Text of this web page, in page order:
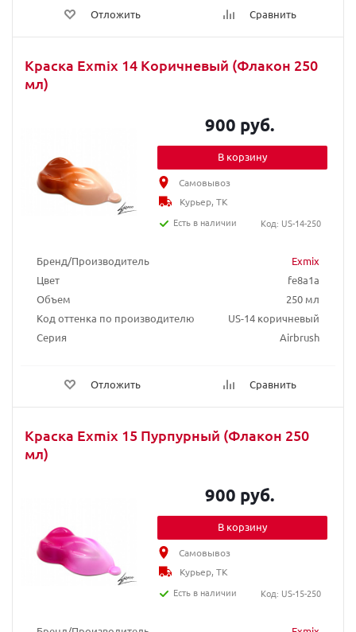
Отложить Сравнить
Краска Exmix 14 Коричневый (Флакон 250
мл)
Бренд/Производитель
Exmix
Цвет
fe8a1a
Объем
250 мл
Код оттенка по производителю
US-14 коричневый
Серия
Airbrush
Отложить Сравнить
900 руб.
В корзину
Самовывоз
Курьер, ТК
Есть в наличии
Код: US-14-250
Краска Exmix 15 Пурпурный (Флакон 250
мл)
900 руб.
В корзину
Самовывоз
Курьер, ТК
Есть в наличии
Код: US-15-250